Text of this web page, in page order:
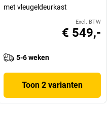
met vleugeldeurkast
Excl. BTW
€ 549,-
5-6 weken
Toon 2 varianten